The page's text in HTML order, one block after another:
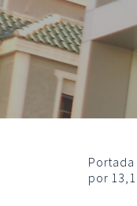
Portada
por